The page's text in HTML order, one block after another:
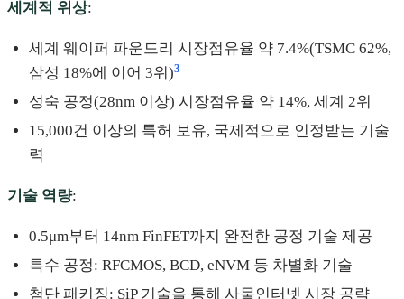
세계적 위상:
세계 웨이퍼 파운드리 시장점유율 약 7.4%(TSMC 62%,
삼성 18%에 이어 3위)3
성숙 공정(28nm 이상) 시장점유율 약 14%, 세계 2위
15,000건 이상의 특허 보유, 국제적으로 인정받는 기술
력
기술 역량:
0.5μm부터 14nm FinFET까지 완전한 공정 기술 제공
특수 공정: RFCMOS, BCD, eNVM 등 차별화 기술
첨단 패키징: SiP 기술을 통해 사물인터넷 시장 공략